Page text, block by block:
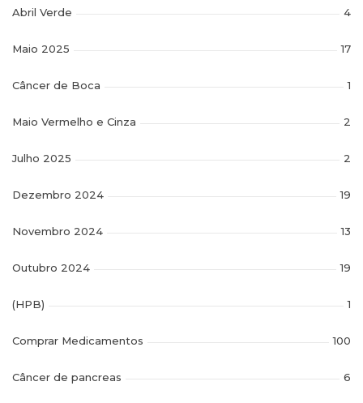
Abril Verde 4
Maio 2025 17
Câncer de Boca 1
Maio Vermelho e Cinza 2
Julho 2025 2
Dezembro 2024 19
Novembro 2024 13
Outubro 2024 19
(HPB) 1
Comprar Medicamentos 100
Câncer de pancreas 6